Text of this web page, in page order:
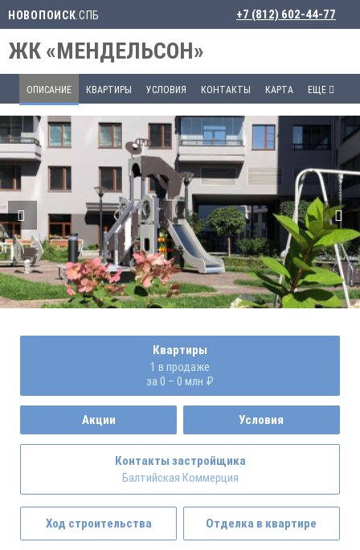
НОВОПОИСК .СПБ +7 (812) 602-44-77
ЖК «МЕНДЕЛЬСОН»
ОПИСАНИЕ КВАРТИРЫ УСЛОВИЯ КОНТАКТЫ КАРТА ЕЩЕ
Квартиры
1 в продаже
за 0 – 0 млн ₽
Акции Условия
Контакты застройщика
Балтийская Коммерция
Ход строительства Отделка в квартире